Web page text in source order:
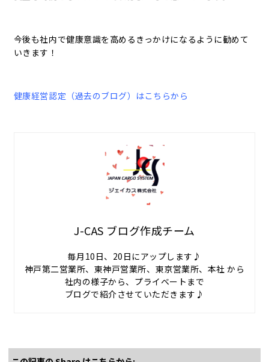
今後も社内で健康意識を高めるきっかけになるように勧めて
いきます！
健康経営認定（過去のブログ）はこちらから
J-CAS ブログ作成チーム
毎月10日、20日にアップします♪
神戸第二営業所、東神戸営業所、東京営業所、本社 から
社内の様子から、プライベートまで
ブログで紹介させていただきます♪